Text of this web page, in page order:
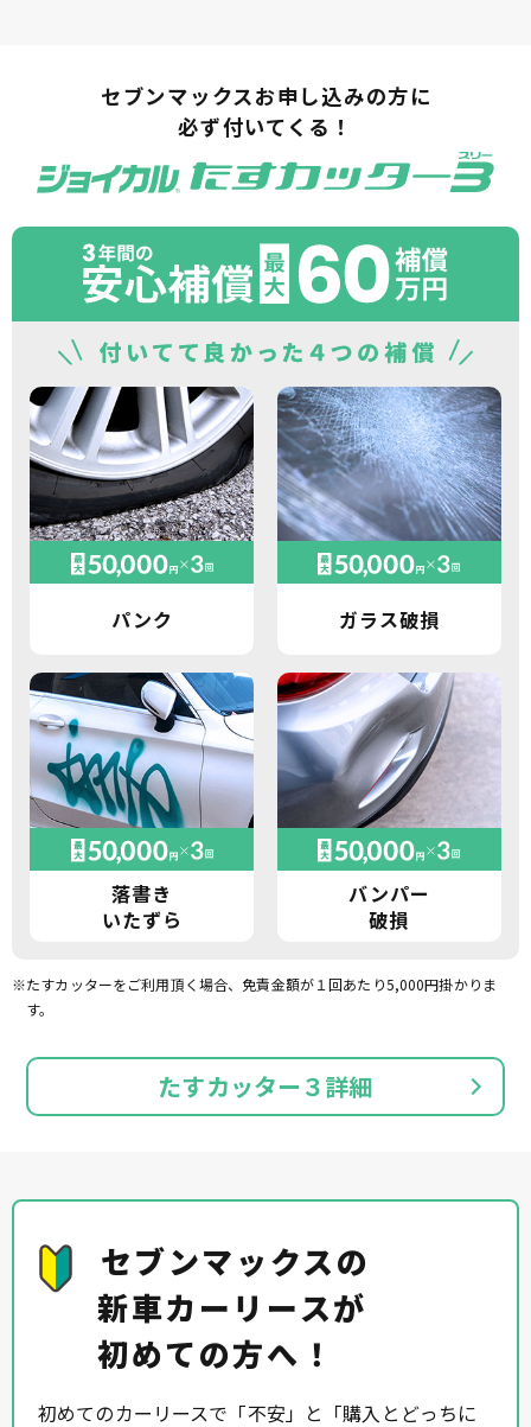
セブンマックスお申し込みの方に
必ず付いてくる！
パンク ガラス破損
落書き
いたずら
バンパー
破損
※たすカッターをご利用頂く場合、免責金額が１回あたり5,000円掛かりま
す。
たすカッター３詳細
セブンマックスの
新車カーリースが
初めての方へ！
初めてのカーリースで「不安」と「購入とどっちに